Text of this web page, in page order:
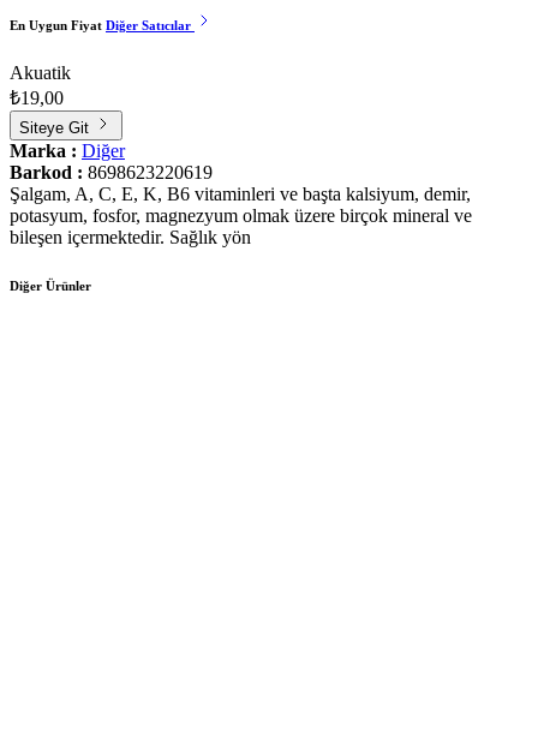
En Uygun Fiyat Diğer Satıcılar
Akuatik
₺19,00
Siteye Git
Marka : Diğer
Barkod : 8698623220619
Şalgam, A, C, E, K, B6 vitaminleri ve başta kalsiyum, demir,
potasyum, fosfor, magnezyum olmak üzere birçok mineral ve
bileşen içermektedir. Sağlık yön
Diğer Ürünler